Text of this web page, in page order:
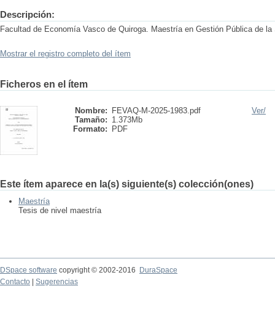
Descripción:
Facultad de Economía Vasco de Quiroga. Maestría en Gestión Pública de la
Mostrar el registro completo del ítem
Ficheros en el ítem
Nombre:
FEVAQ-M-2025-1983.pdf
Tamaño: 1.373Mb
Formato:
PDF
Ver/
Este ítem aparece en la(s) siguiente(s) colección(ones)
Maestría
Tesis de nivel maestría
DSpace software copyright © 2002-2016
DuraSpace
Contacto
Sugerencias